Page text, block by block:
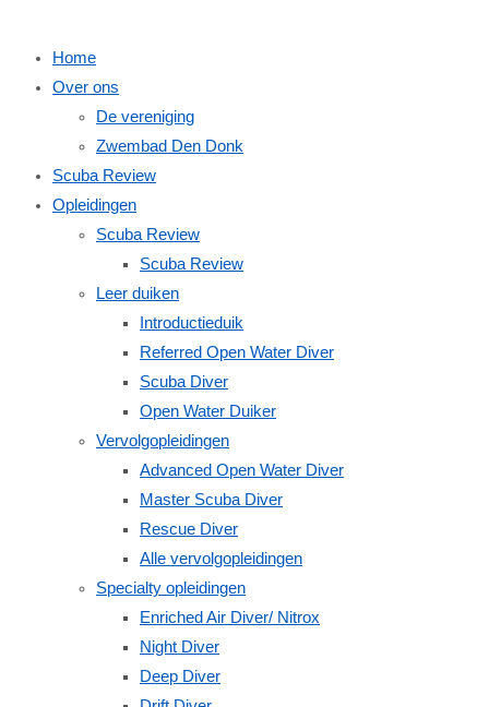
Home
Over ons
De vereniging
Zwembad Den Donk
Scuba Review
Opleidingen
Scuba Review
Scuba Review
Leer duiken
Introductieduik
Referred Open Water Diver
Scuba Diver
Open Water Duiker
Vervolgopleidingen
Advanced Open Water Diver
Master Scuba Diver
Rescue Diver
Alle vervolgopleidingen
Specialty opleidingen
Enriched Air Diver/ Nitrox
Night Diver
Deep Diver